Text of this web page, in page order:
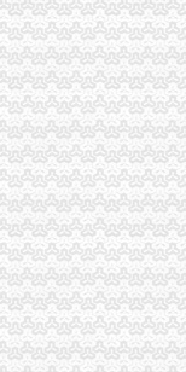
近4万元
万余元
赠物品价值20000元
监管
用分类监管工作
车流动岗哨
区果蔬市场发展
服务文章
元注册公司